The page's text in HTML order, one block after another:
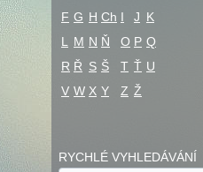
F G H Ch I J K
L
M N Ň O P Q
R Ř S Š T Ť U
V W X Y Z Ž
RYCHLÉ VYHLEDÁVÁNÍ